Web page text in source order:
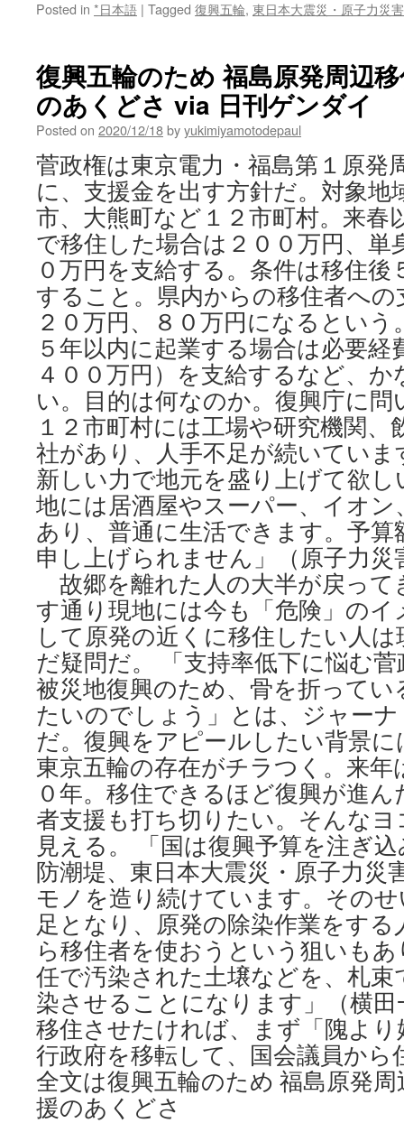
Posted in *日本語 | Tagged 復興五輪, 東日本大震災・原子力災
復興五輪のため 福島原発周辺
のあくどさ via 日刊ゲンダイ
Posted on 2020/12/18byyukimiyamotodepaul
菅政権は東京電力・福島第１原発
に、支援金を出す方針だ。対象地
市、大熊町など１２市町村。来春
で移住した場合は２００万円、単
０万円を支給する。条件は移住後
すること。県内からの移住者へ
２０万円、８０万円になるとい
５年以内に起業する場合は必要経
４００万円）を支給するなど、
い。目的は何なのか。復興庁に
１２市町村には工場や研究機関、
社があり、人手不足が続いてい
新しい力で地元を盛り上げて欲
地には居酒屋やスーパー、イオ
あり、普通に生活できます。予
申し上げられません」（原子力災
故郷を離れた人の大半が戻って
す通り現地には今も「危険」の
して原発の近くに移住したい人
だ疑問だ。 「支持率低下に悩む
被災地復興のため、骨を折って
たいのでしょう」とは、ジャー
だ。復興をアピールしたい背景
東京五輪の存在がチラつく。来年
０年。移住できるほど復興が進
者支援も打ち切りたい。そんな
見える。 「国は復興予算を注ぎ
防潮堤、東日本大震災・原子力災
モノを造り続けています。その
足となり、原発の除染作業をす
ら移住者を使おうという狙いも
任で汚染された土壌などを、札
染させることになります」（横
移住させたければ、まず「隗よ
行政府を移転して、国会議員か
全文は復興五輪のため 福島原発
援のあくどさ